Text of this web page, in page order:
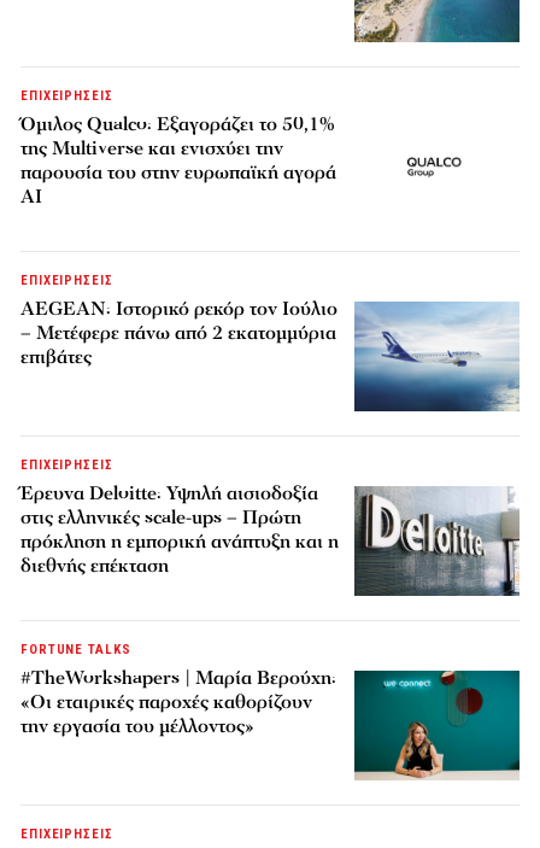
ΕΠΙΧΕΙΡΗΣΕΙΣ
Όμιλος Qualco: Εξαγοράζει το 50,1%
της Multiverse και ενισχύει την
παρουσία του στην ευρωπαϊκή αγορά
AI
ΕΠΙΧΕΙΡΗΣΕΙΣ
AEGEAN: Ιστορικό ρεκόρ τον Ιούλιο
– Μετέφερε πάνω από 2 εκατομμύρια
επιβάτες
ΕΠΙΧΕΙΡΗΣΕΙΣ
Έρευνα Deloitte: Υψηλή αισιοδοξία
στις ελληνικές scale-ups – Πρώτη
πρόκληση η εμπορική ανάπτυξη και η
διεθνής επέκταση
FORTUNE TALKS
#TheWorkshapers | Μαρία Βερούχη:
«Οι εταιρικές παροχές καθορίζουν
την εργασία του μέλλοντος»
ΕΠΙΧΕΙΡΗΣΕΙΣ